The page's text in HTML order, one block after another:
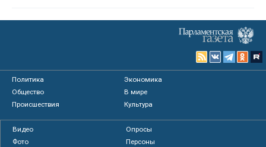
Политика
Экономика
Общество
В мире
Происшествия
Культура
Видео
Опросы
Фото
Персоны